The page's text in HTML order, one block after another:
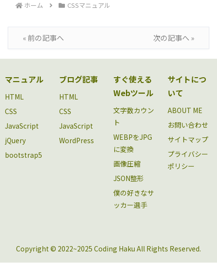
ホーム CSSマニュアル
« 前の記事へ 次の記事へ »
マニュアル
HTML
CSS
JavaScript
jQuery
bootstrap5
ブログ記事
HTML
CSS
JavaScript
WordPress
すぐ使える
Webツール
文字数カウン
ト
WEBPをJPG
に変換
画像圧縮
JSON整形
僕の好きなサ
ッカー選手
サイトにつ
いて
ABOUT ME
お問い合わせ
サイトマップ
プライバシー
ポリシー
Copyright © 2022~2025 Coding Haku All Rights Reserved.